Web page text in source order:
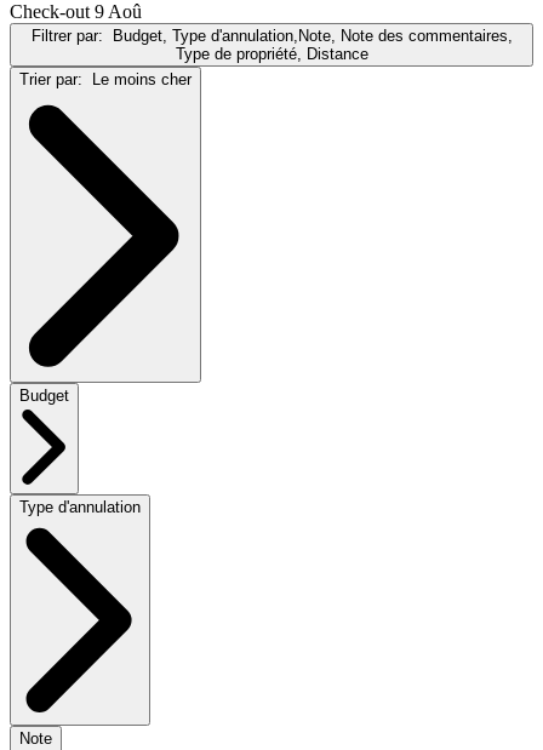
Check-out 9 Aoû
Filtrer par:
Budget, Type d'annulation,Note, Note des commentaires,
Type de propriété, Distance
Trier par:
Le moins cher
Budget
Type d'annulation
Note